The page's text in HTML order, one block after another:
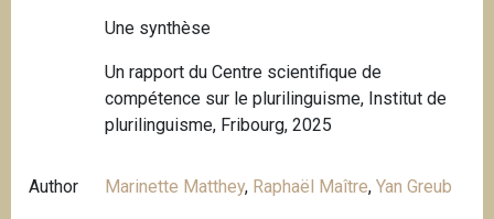
Une synthèse
Un rapport du Centre scientifique de
compétence sur le plurilinguisme, Institut de
plurilinguisme, Fribourg, 2025
Author Marinette Matthey, Raphaël Maître,Yan Greub